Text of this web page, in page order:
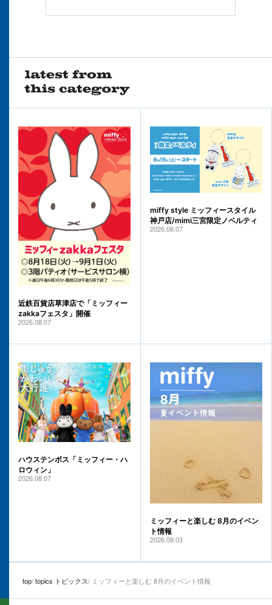
近鉄百貨店草津店で「ミッフィー
zakkaフェスタ」開催
2026.08.07
miffy style ミッフィースタイル
神戸店/mimi三宮限定ノベルティ
2026.08.07
ハウステンボス「ミッフィー・ハ
ロウィン」
2026.08.07
ミッフィーと楽しむ 8月のイベン
ト情報
2026.08.03
top topics トピックス ミッフィーと楽しむ 8月のイベント情報